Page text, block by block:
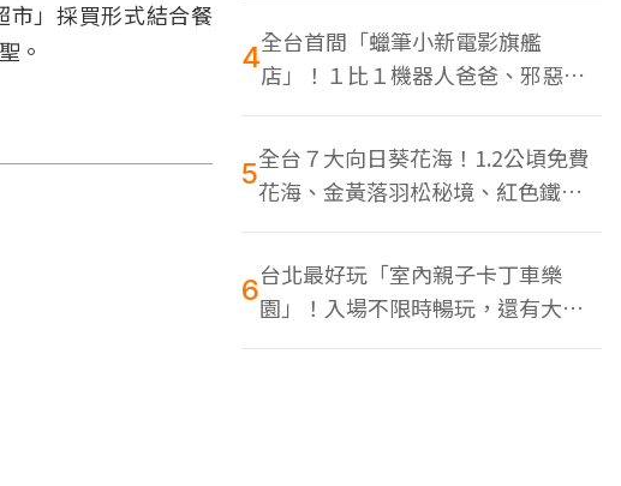
市」採買形式結合餐
。
4全台首間「蠟筆小新電影旗艦
店」！１比１機器人爸爸、邪惡正
男，百款周邊買翻
5全台７大向日葵花海！1.2公頃免費
花海、金黃落羽松秘境、紅色鐵橋
同框
6台北最好玩「室內親子卡丁車樂
園」！入場不限時暢玩，還有大螢
幕Switch遊戲區